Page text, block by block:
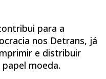
para a
nos Detrans, já
e distribuir
moeda.